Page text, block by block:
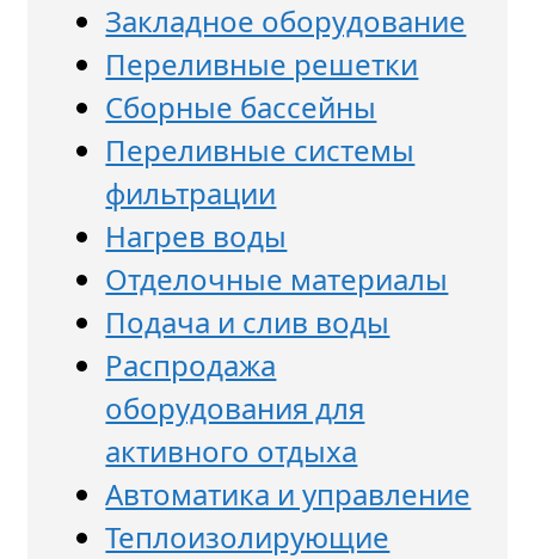
Закладное оборудование
Переливные решетки
Сборные бассейны
Переливные системы
фильтрации
Нагрев воды
Отделочные материалы
Подача и слив воды
Распродажа
оборудования для
активного отдыха
Автоматика и управление
Теплоизолирующие